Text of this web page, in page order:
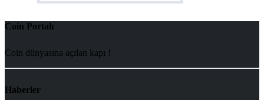
Coin Portalı
Coin dünyasına açılan kapı !
Haberler